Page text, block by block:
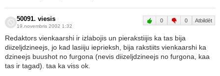
50091. viesis
19.novembris 2002 1:32
0 0 Atbildēt
Redaktors vienkaarshi ir izlabojis un pierakstiijis ka tas bija
diizeljdzineejs, jo kad lasiiju ieprieksh, bija rakstiits vienkaarshi ka
dzineejs buushot no furgona (nevis diizeljdzineejs no furgona, kaa
tas ir tagad). taa ka viss ok.